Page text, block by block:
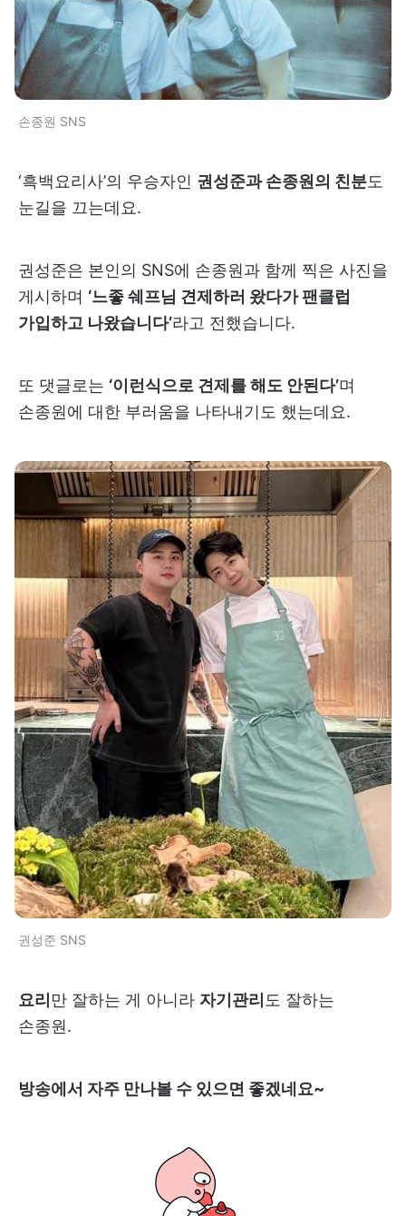
손종원 SNS
‘흑백요리사’의 우승자인 권성준과 손종원의 친분도
눈길을 끄는데요.
권성준은 본인의 SNS에 손종원과 함께 찍은 사진을
게시하며 ‘느좋 쉐프님 견제하러 왔다가 팬클럽
가입하고 나왔습니다’라고 전했습니다.
또 댓글로는 ‘이런식으로 견제를 해도 안된다’며
손종원에 대한 부러움을 나타내기도 했는데요.
권성준 SNS
요리 만 잘하는 게 아니라 자기관리 도 잘하는
손종원.
방송에서 자주 만나볼 수 있으면 좋겠네요~